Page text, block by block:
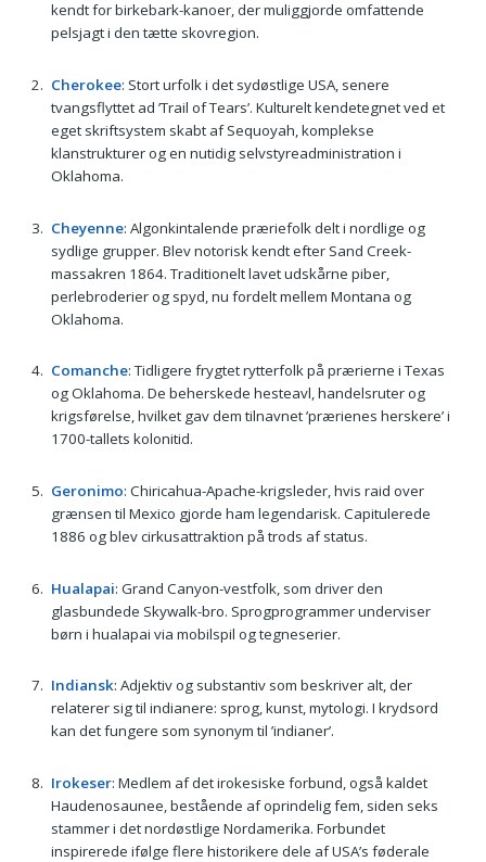
kendt for birkebark-kanoer, der muliggjorde omfattende
pelsjagt i den tætte skovregion.
Cherokee: Stort urfolk i det sydøstlige USA, senere
tvangsflyttet ad ’Trail of Tears’. Kulturelt kendetegnet ved et
eget skriftsystem skabt af Sequoyah, komplekse
klanstrukturer og en nutidig selvstyreadministration i
Oklahoma.
Cheyenne: Algonkintalende præriefolk delt i nordlige og
sydlige grupper. Blev notorisk kendt efter Sand Creek-
massakren 1864. Traditionelt lavet udskårne piber,
perlebroderier og spyd, nu fordelt mellem Montana og
Oklahoma.
Comanche: Tidligere frygtet rytterfolk på prærierne i Texas
og Oklahoma. De beherskede hesteavl, handelsruter og
krigsførelse, hvilket gav dem tilnavnet ’prærienes herskere’ i
1700-tallets kolonitid.
Geronimo: Chiricahua-Apache-krigsleder, hvis raid over
grænsen til Mexico gjorde ham legendarisk. Capitulerede
1886 og blev cirkusattraktion på trods af status.
Hualapai: Grand Canyon-vestfolk, som driver den
glasbundede Skywalk-bro. Sprogprogrammer underviser
børn i hualapai via mobilspil og tegneserier.
Indiansk: Adjektiv og substantiv som beskriver alt, der
relaterer sig til indianere: sprog, kunst, mytologi. I krydsord
kan det fungere som synonym til ’indianer’.
Irokeser: Medlem af det irokesiske forbund, også kaldet
Haudenosaunee, bestående af oprindelig fem, siden seks
stammer i det nordøstlige Nordamerika. Forbundet
inspirerede ifølge flere historikere dele af USA’s føderale